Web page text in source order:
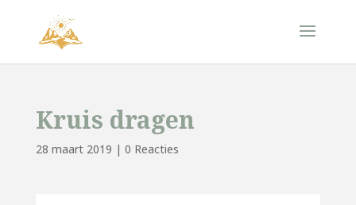
Kruis dragen
28 maart 2019 | 0 Reacties